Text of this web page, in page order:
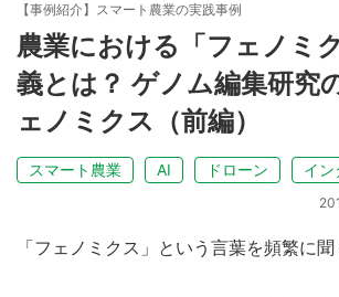
【事例紹介】スマート農業の実践事例
農業における「フェノミ
義とは？ ゲノム編集研究
ェノミクス（前編）
スマート農業 AI ドローン イン
「フェノミクス」という言葉を頻繁に聞